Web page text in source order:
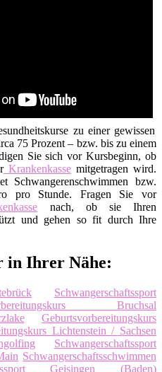
zu einer gewissen
75 Prozent – bzw. bis zu einem
Sie sich vor Kursbeginn, ob
Krankenkassemitgetragen wird.
Schwangerenschwimmen bzw.
pro Stunde. Fragen Sie vor
nach, ob sie Ihren
und gehen so fit durch Ihre
in Ihrer Nähe:
Schwangerschaftssport
Bruchsal
Geburtsvorbereitungskurs
Lichtenstein / Sachsen
Schwangerschaftssport
Schwangerschaftsschwimmen
Geisingen (Baden)